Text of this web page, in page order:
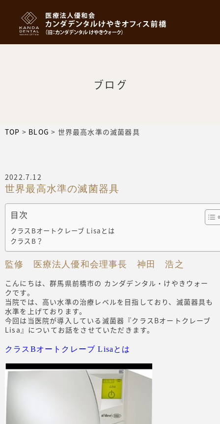
ブログ
TOP > BLOG > 世界最高水準の滅菌器具
2022.7.12
世界最高水準の滅菌器具
目次
クラスBオートクレーブ Lisaとは
クラスB？
監修 医療法人優和会理事長 神田 浩之
こんにちは、群馬県前橋市の カンダデンタル・けやきウォー
クです。
当院では、高い水準の治療レベルを目指しており、滅菌器具も
水準を上げております。
今回は当医院が導入している滅菌器『クラスBオートクレーブ
Lisa』についてお話をさせていただきます。
クラスBオートクレーブ Lisaとは